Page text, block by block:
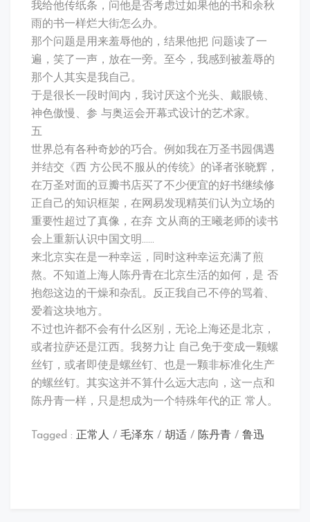
我给他传纸条，问他是否考虑过如果他的书和余秋
雨的书一样烂大街怎么办。
那个问题是用来羞辱他的，结果他把 问题读了一
遍，笑了一声，放在一旁。至今，我感到被羞辱的
那个人其实是我自己。
于是很长一段时间内，我讨厌这个光头、戴眼镜、
神色傲慢、参 与奥运会开幕式设计的艺术家。
五
世界总有各种奇妙的巧合。例如我在万圣书园偶遇
并结交《西 方公民不服从的传统》的译者张晓辉，
在万圣对面的豆瓣书店买了不少便宜的好书继续修
正自己的知识框架，在网易发现精英们认为立场的
重要性超过了真像，在弃 文从商的王曦老师的读书
会上重新认识中国文明……
来北京实在是一种幸运，同时这种幸运充满了煎
熬。不知道上海人陈丹青在北京生活的如何，是 否
抱怨这边的干燥和杂乱。反正我自己不停的骂着、
爱着这块地方。
不过也许都不会有什么区别，无论上海还是北京，
或者拉萨还是江西。我努力让 自己免于变成一颗螺
丝钉，或者即使是螺丝钉、也是一颗非标准化生产
的螺丝钉。其实这并不算什么远大志向，这一点和
陈丹青一样，只是想成为一个特殊年代的正 常人。
Tagged : 正常人 / 毛泽东 / 胡适 / 陈丹青 / 鲁迅